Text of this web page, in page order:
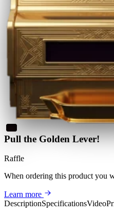
Pull the Golden Lever!
Raffle
When ordering this product you
Learn more
DescriptionSpecificationsVideo